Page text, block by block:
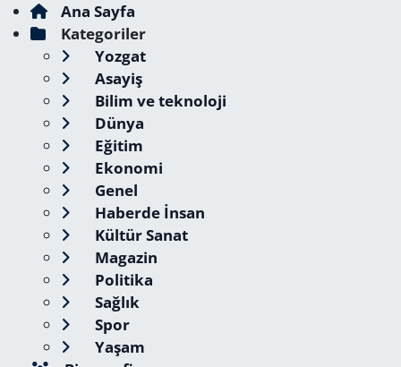
Ana Sayfa
Kategoriler
Yozgat
Asayiş
Bilim ve teknoloji
Dünya
Eğitim
Ekonomi
Genel
Haberde İnsan
Kültür Sanat
Magazin
Politika
Sağlık
Spor
Yaşam